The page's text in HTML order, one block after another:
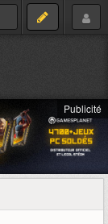
Publicité